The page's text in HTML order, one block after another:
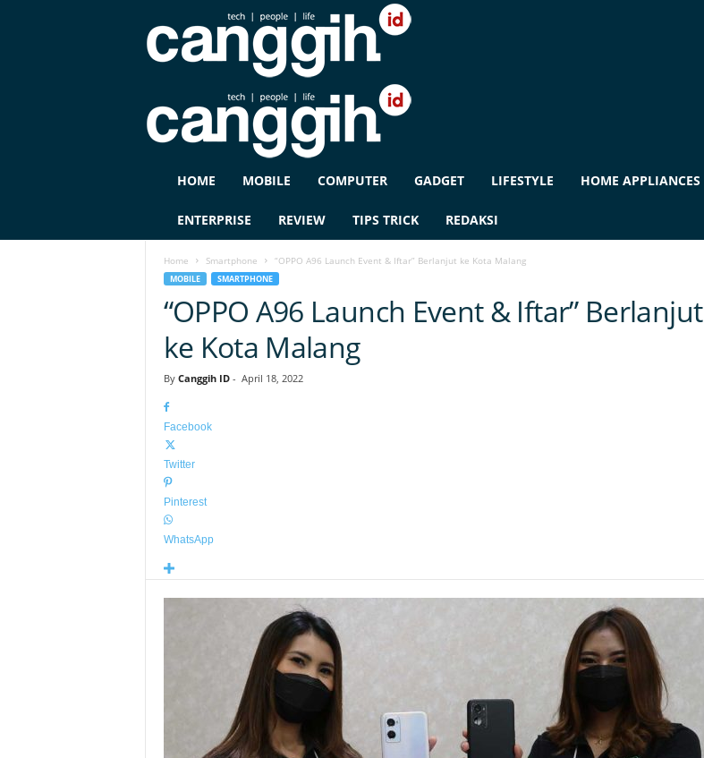
G
HOME MOBILE COMPUTER GADGET LIFESTYLE HOME APPLIANCES
ENTERPRISE REVIEW TIPS TRICK REDAKSI
Home Smartphone “OPPO A96 Launch Event & Iftar” Berlanjut ke Kota Malang
MOBILE SMARTPHONE
“OPPO A96 Launch Event & Iftar” Berlanjut
ke Kota Malang
By Canggih ID- April 18, 2022
Facebook
Twitter
Pinterest
WhatsApp